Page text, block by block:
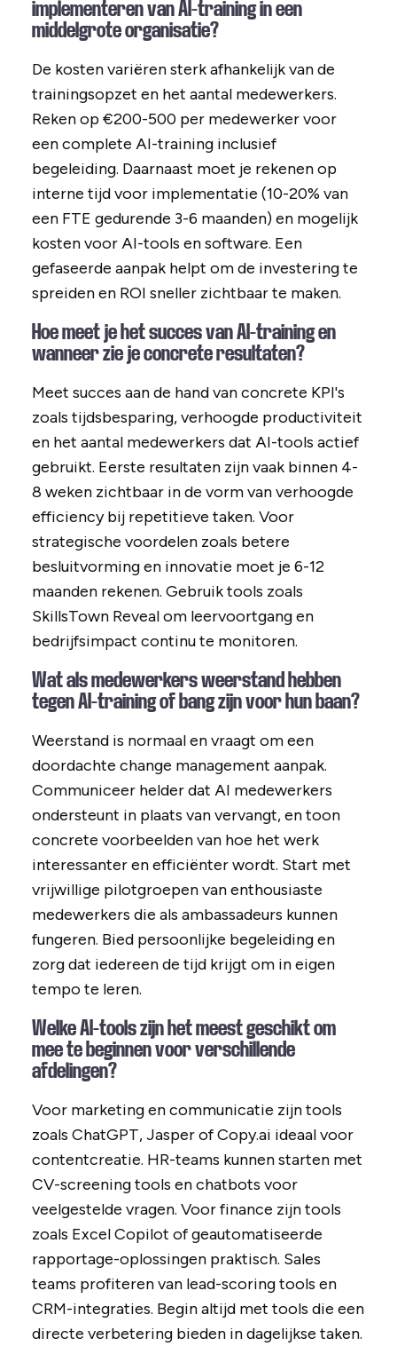
implementeren van AI-training in een
middelgrote organisatie?
De kosten variëren sterk afhankelijk van de
trainingsopzet en het aantal medewerkers.
Reken op €200-500 per medewerker voor
een complete AI-training inclusief
begeleiding. Daarnaast moet je rekenen op
interne tijd voor implementatie (10-20% van
een FTE gedurende 3-6 maanden) en mogelijk
kosten voor AI-tools en software. Een
gefaseerde aanpak helpt om de investering te
spreiden en ROI sneller zichtbaar te maken.
Hoe meet je het succes van AI-training en
wanneer zie je concrete resultaten?
Meet succes aan de hand van concrete KPI's
zoals tijdsbesparing, verhoogde productiviteit
en het aantal medewerkers dat AI-tools actief
gebruikt. Eerste resultaten zijn vaak binnen 4-
8 weken zichtbaar in de vorm van verhoogde
efficiency bij repetitieve taken. Voor
strategische voordelen zoals betere
besluitvorming en innovatie moet je 6-12
maanden rekenen. Gebruik tools zoals
SkillsTown Reveal om leervoortgang en
bedrijfsimpact continu te monitoren.
Wat als medewerkers weerstand hebben
tegen AI-training of bang zijn voor hun baan?
Weerstand is normaal en vraagt om een
doordachte change management aanpak.
Communiceer helder dat AI medewerkers
ondersteunt in plaats van vervangt, en toon
concrete voorbeelden van hoe het werk
interessanter en efficiënter wordt. Start met
vrijwillige pilotgroepen van enthousiaste
medewerkers die als ambassadeurs kunnen
fungeren. Bied persoonlijke begeleiding en
zorg dat iedereen de tijd krijgt om in eigen
tempo te leren.
Welke AI-tools zijn het meest geschikt om
mee te beginnen voor verschillende
afdelingen?
Voor marketing en communicatie zijn tools
zoals ChatGPT, Jasper of Copy.ai ideaal voor
contentcreatie. HR-teams kunnen starten met
CV-screening tools en chatbots voor
veelgestelde vragen. Voor finance zijn tools
zoals Excel Copilot of geautomatiseerde
rapportage-oplossingen praktisch. Sales
teams profiteren van lead-scoring tools en
CRM-integraties. Begin altijd met tools die een
directe verbetering bieden in dagelijkse taken.